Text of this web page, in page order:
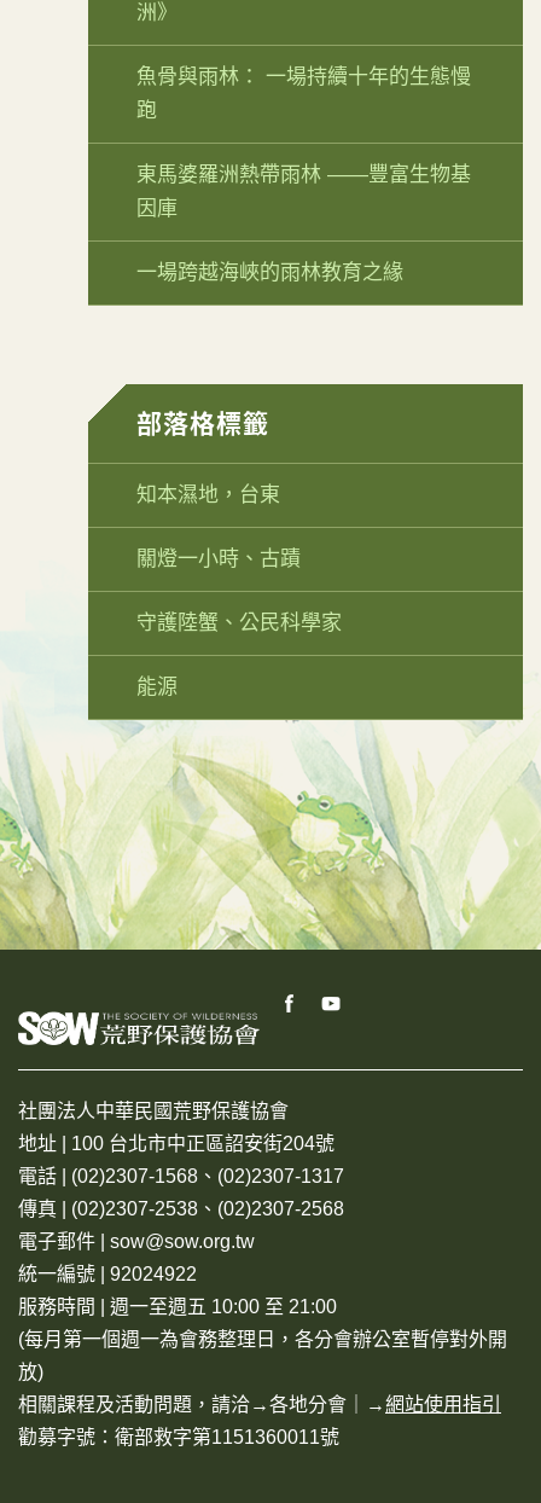
洲》
魚骨與雨林： 一場持續十年的生態慢
跑
東馬婆羅洲熱帶雨林 ——豐富生物基
因庫
一場跨越海峽的雨林教育之緣
部落格標籤
知本濕地，台東
關燈一小時、古蹟
守護陸蟹、公民科學家
能源
社團法人中華民國荒野保護協會
地址 | 100 台北市中正區詔安街204號
電話 | (02)2307-1568、(02)2307-1317
傳真 | (02)2307-2538、(02)2307-2568
電子郵件 | sow@sow.org.tw
統一編號 | 92024922
服務時間 | 週一至週五 10:00 至 21:00
(每月第一個週一為會務整理日，各分會辦公室暫停對外開
放)
相關課程及活動問題，請洽→各地分會 ｜→網站使用指引
勸募字號：衛部救字第1151360011號